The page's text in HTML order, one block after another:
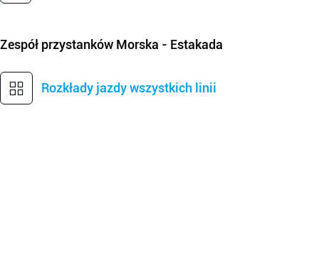
Zespół przystanków Morska - Estakada
Rozkłady jazdy wszystkich linii